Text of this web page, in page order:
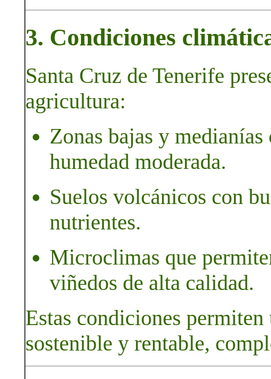
3. Condiciones
Santa Cruz de Tenerife
agricultura:
Zonas bajas y
humedad moderada.
Suelos volcánicos con
nutrientes.
Microclimas que
viñedos de alta calidad.
Estas condiciones
sostenible y rentable,